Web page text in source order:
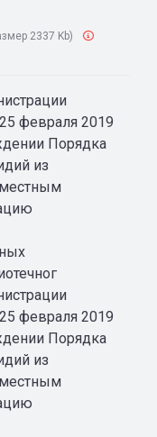
2337 Kb)
февраля 2019
Порядка
из
февраля 2019
Порядка
из